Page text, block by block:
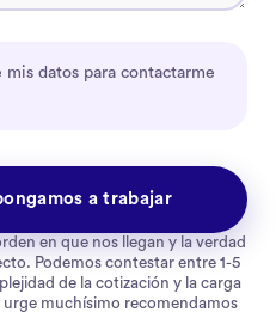
datos para contactarme
a trabajar
en que nos llegan y la verdad
Podemos contestar entre 1-5
de la cotización y la carga
muchísimo recomendamos